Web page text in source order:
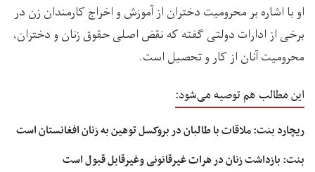
او با اشاره بر محرومیت دختران از آموزش و اخراج کارمندان زن در
برخی از ادارات دولتی گفته که نقض اصلی حقوق زنان و دختران،
محرومیت آنان از کار و تحصیل است.
این مطالب هم توصیه می‌شود:
ریچارد بنت: ملاقات با طالبان در بروکسل توهین به زنان ‏افغانستان است
بنت: بازداشت زنان در هرات غیرقانونی وغیرقابل قبول است